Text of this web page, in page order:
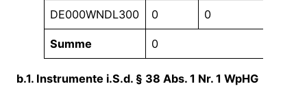
DE000WNDL300 0 0
Summe 0
b.1. Instrumente i.S.d. § 38 Abs. 1 Nr. 1 WpHG